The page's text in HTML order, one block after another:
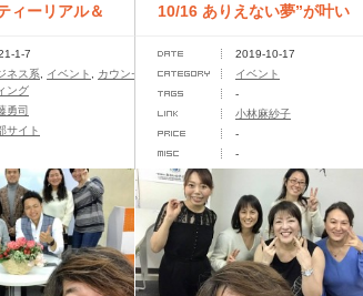
ィーリアル＆
1-7
ネス系
イベント カウンセリング,コンサル
ング
勇司
サイト
10/16 ありえない夢”が叶い
続ける『COSMIC☆フォー...
2019-10-17
イベント
-
小林麻紗子
-
-